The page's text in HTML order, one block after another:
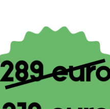
Groovy UK Limited Pochette
Groovy UK
Bag Lettera